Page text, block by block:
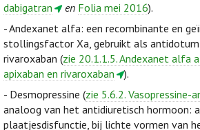
dabigatran
en Folia mei 2016).
- Andexanet alfa: een recombinante en
stollingsfactor Xa, gebruikt als antidotum
rivaroxaban (zie 20.1.1.5. Andexanet alfa
apixaban en rivaroxaban
).
- Desmopressine (zie 5.6.2. Vasopressine-
analoog van het antidiuretisch hormoon:
plaatjesdisfunctie, bij lichte vormen van